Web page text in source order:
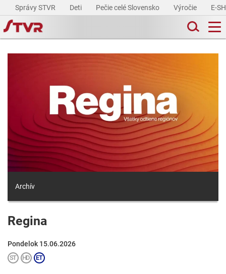
Správy STVR Deti Pečie celé Slovensko Výročie E-
Archív
Regina
Pondelok 15.06.2026